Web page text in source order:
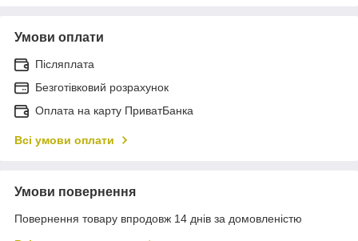
Умови оплати
Післяплата
Безготівковий розрахунок
Оплата на карту ПриватБанка
Всі умови оплати
Умови повернення
Повернення товару впродовж 14 днів за домовленістю